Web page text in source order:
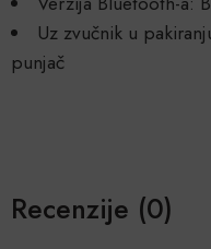
Uz zvučnik u
punjač
Recenzije (0)